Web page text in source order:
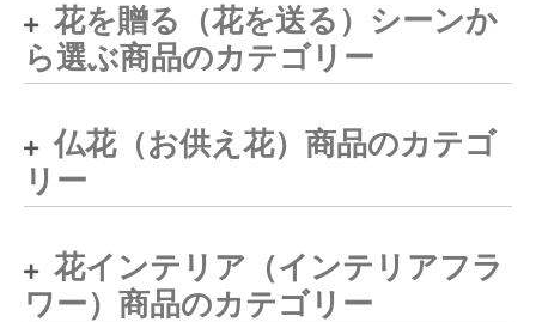
花を贈る（花を送る）シーンか
ら選ぶ商品のカテゴリー
仏花（お供え花）商品のカテゴ
リー
花インテリア（インテリアフラ
ワー）商品のカテゴリー